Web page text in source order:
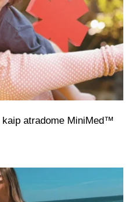
atradome MiniMed™